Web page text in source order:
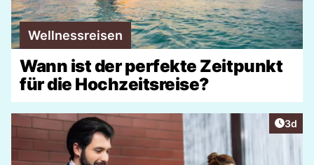
Wellnessreisen
Wann ist der perfekte Zeitpunkt
für die Hochzeitsreise?
3d